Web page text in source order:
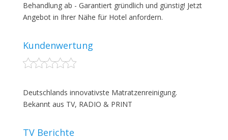
Behandlung ab - Garantiert gründlich und günstig! Jetzt
Angebot in Ihrer Nähe für Hotel anfordern.
Kundenwertung
Deutschlands innovativste Matratzenreinigung.
Bekannt aus TV, RADIO & PRINT
TV Berichte